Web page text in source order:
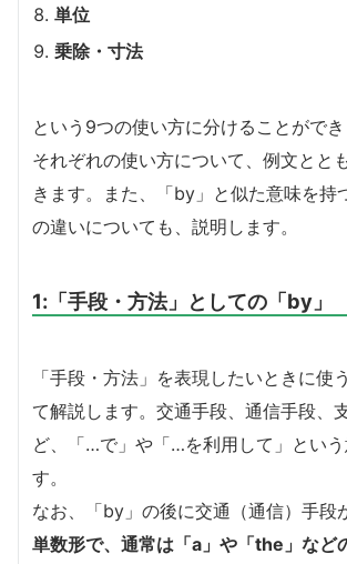
単位
乗除・寸法
という9つの使い方に分けることができ
それぞれの使い方について、例文とと
きます。また、「by」と似た意味を持
の違いについても、説明します。
1:「手段・方法」としての「by」
「手段・方法」を表現したいときに使
て解説します。交通手段、通信手段、
ど、「…で」や「…を利用して」という
す。
なお、「by」の後に交通（通信）手段
単数形で、通常は「a」や「the」など